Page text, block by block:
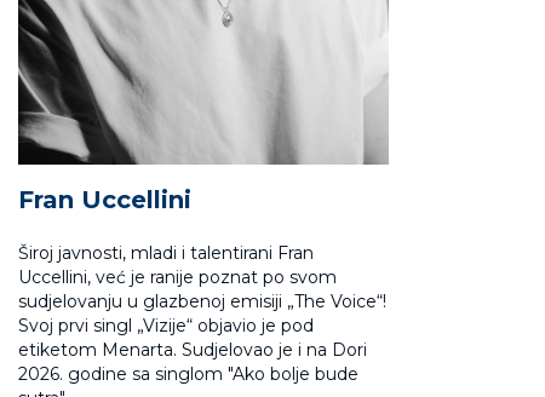
Fran Uccellini
Široj javnosti, mladi i talentirani Fran
Uccellini, već je ranije poznat po svom
sudjelovanju u glazbenoj emisiji „The Voice“!
Svoj prvi singl „Vizije“ objavio je pod
etiketom Menarta. Sudjelovao je i na Dori
2026. godine sa singlom "Ako bolje bude